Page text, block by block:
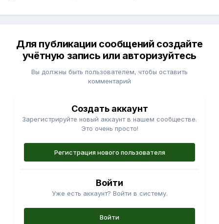
Для публикации сообщений создайте
учётную запись или авторизуйтесь
Вы должны быть пользователем, чтобы оставить
комментарий
Создать аккаунт
Зарегистрируйте новый аккаунт в нашем сообществе.
Это очень просто!
Регистрация нового пользователя
Войти
Уже есть аккаунт? Войти в систему.
Войти